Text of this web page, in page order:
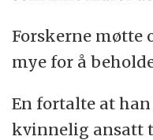
Forskerne møtte
mye for å
En fortalte at
kvinnelig ansatt